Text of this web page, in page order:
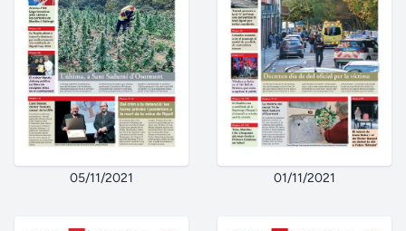
05/11/2021 01/11/2021